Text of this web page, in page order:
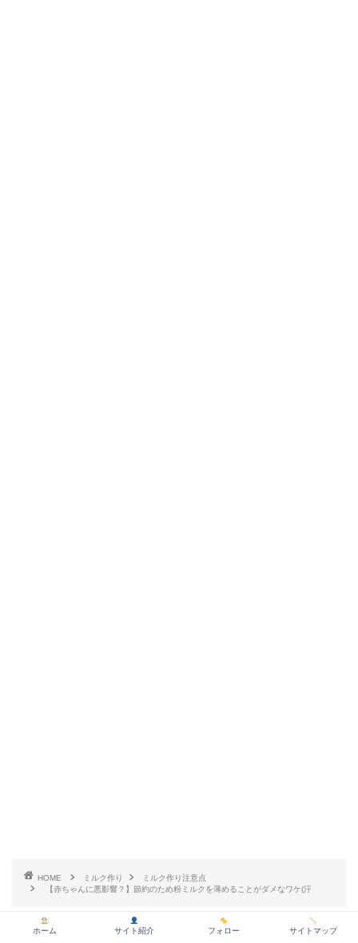
HOME ミルク作り
ミルク作り注意点
【赤ちゃんに悪影響？】節約のため粉ミルクを薄めることがダメなワケ(汗
ホーム サイト紹介 フォロー サイトマップ